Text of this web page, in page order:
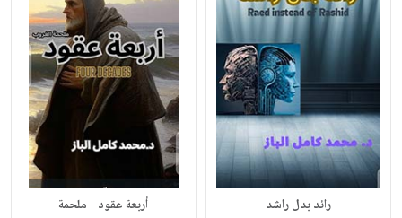
رائد بدل راشد أربعة عقود - ملحمة